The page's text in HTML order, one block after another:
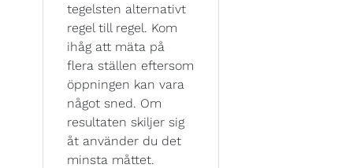
tegelsten alternativt
regel till regel. Kom
ihåg att mäta på
flera ställen eftersom
öppningen kan vara
något sned. Om
resultaten skiljer sig
åt använder du det
minsta måttet.